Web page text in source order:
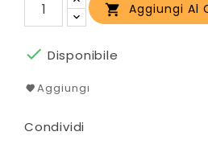
 Aggiungi Al
 Disponibile
Aggiungi
Condividi